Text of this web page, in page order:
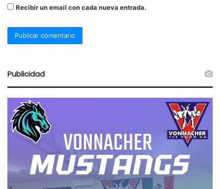
Recibir un email con cada nueva entrada.
Publicidad